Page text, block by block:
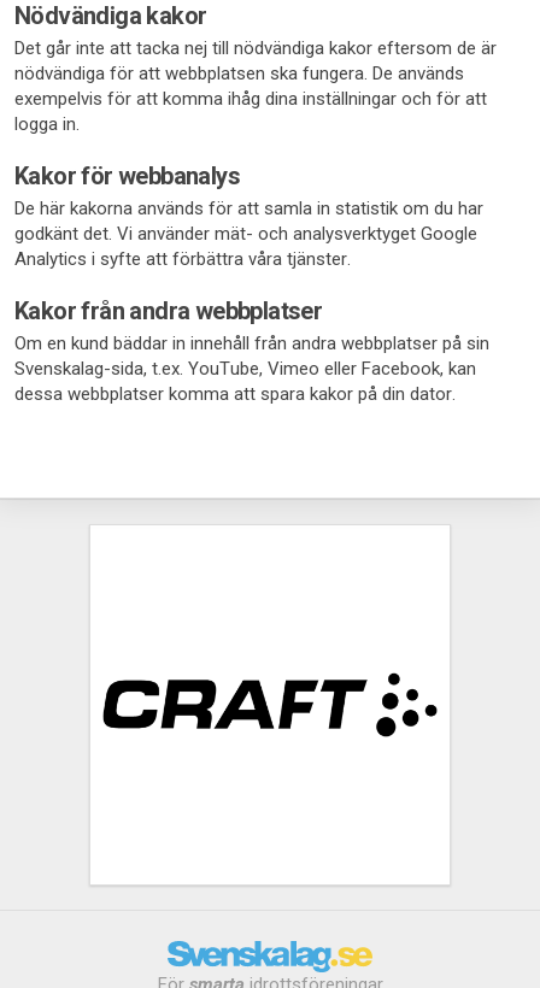
Nödvändiga kakor
Det går inte att tacka nej till nödvändiga kakor eftersom de är
nödvändiga för att webbplatsen ska fungera. De används
exempelvis för att komma ihåg dina inställningar och för att
logga in.
Kakor för webbanalys
De här kakorna används för att samla in statistik om du har
godkänt det. Vi använder mät- och analysverktyget Google
Analytics i syfte att förbättra våra tjänster.
Kakor från andra webbplatser
Om en kund bäddar in innehåll från andra webbplatser på sin
Svenskalag-sida, t.ex. YouTube, Vimeo eller Facebook, kan
dessa webbplatser komma att spara kakor på din dator.